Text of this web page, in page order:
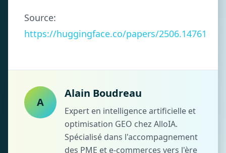
Source:
https://huggingface.co/papers/2506.14761
A
Alain Boudreau
Expert en intelligence artificielle et
optimisation GEO chez AlloIA.
Spécialisé dans l'accompagnement
des PME et e-commerces vers l'ère